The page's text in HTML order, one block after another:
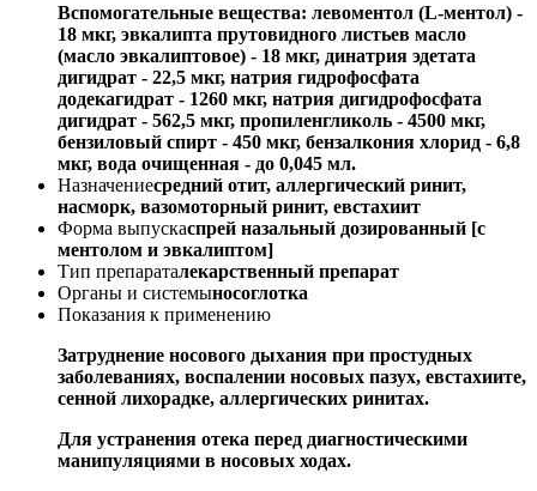
Вспомогательные вещества: левоментол (L-ментол) -
18 мкг, эвкалипта прутовидного листьев масло
(масло эвкалиптовое) - 18 мкг, динатрия эдетата
дигидрат - 22,5 мкг, натрия гидрофосфата
додекагидрат - 1260 мкг, натрия дигидрофосфата
дигидрат - 562,5 мкг, пропиленгликоль - 4500 мкг,
бензиловый спирт - 450 мкг, бензалкония хлорид - 6,8
мкг, вода очищенная - до 0,045 мл.
Назначениесредний отит, аллергический ринит,
насморк, вазомоторный ринит, евстахиит
Форма выпускаспрей назальный дозированный [с
ментолом и эвкалиптом]
Тип препараталекарственный препарат
Органы и системыносоглотка
Показания к применению
Затруднение носового дыхания при простудных
заболеваниях, воспалении носовых пазух, евстахиите,
сенной лихорадке, аллергических ринитах.
Для устранения отека перед диагностическими
манипуляциями в носовых ходах.